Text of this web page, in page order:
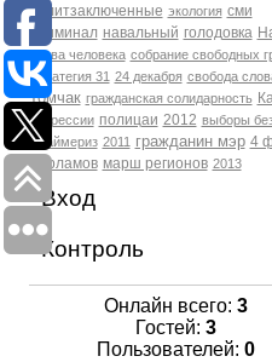
политзаключенные экология сми
Криминал навальный голодовка
права человека собрание свободных
Стратегия 31 24 декабря свобода
Томчак гражданская солидарность
репрессии полицаи 2012 выборы
Праймериз 2011 гражданин мэр 4
Варламов марш регионов 2013
Вход
Контроль
Онлайн всего: 3
Гостей: 3
Пользователей: 0